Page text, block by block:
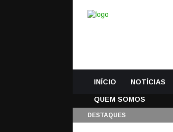
INÍCIO NOTÍCIAS
QUEM SOMOS
DESTAQUES